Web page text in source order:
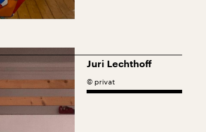
Juri Lechthoff
© privat